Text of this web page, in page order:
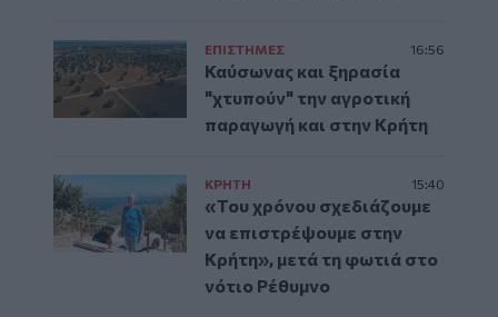
ΕΠΙΣΤΗΜΕΣ 16:56
Καύσωνας και ξηρασία
"χτυπούν" την αγροτική
παραγωγή και στην Κρήτη
ΚΡΗΤΗ 15:40
«Του χρόνου σχεδιάζουμε
να επιστρέψουμε στην
Κρήτη», μετά τη φωτιά στο
νότιο Ρέθυμνο